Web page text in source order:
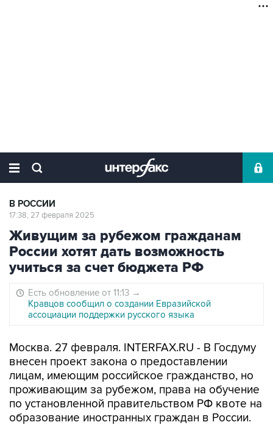
В РОССИИ
17:38, 27 февраля 2025
Живущим за рубежом гражданам
России хотят дать возможность
учиться за счет бюджета РФ
Есть обновление от 11:13 →
Кравцов сообщил о создании Евразийской
ассоциации поддержки русского языка
Москва. 27 февраля. INTERFAX.RU - В Госдуму
внесен проект закона о предоставлении
лицам, имеющим российское гражданство, но
проживающим за рубежом, права на обучение
по установленной правительством РФ квоте на
образование иностранных граждан в России.